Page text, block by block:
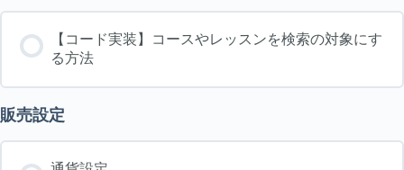
【コード実装】コースやレッスンを検索の対象にす
る方法
販売設定